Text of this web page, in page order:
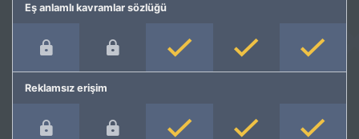
Eş anlamlı kavramlar sözlüğü
Reklamsız erişim